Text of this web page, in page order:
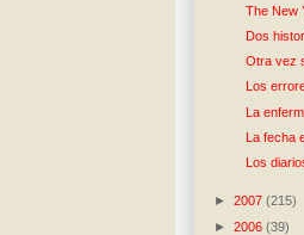
The New
Dos
Otra vez
Los
La
La fecha
Los
► 2007 (215)
► 2006 (39)